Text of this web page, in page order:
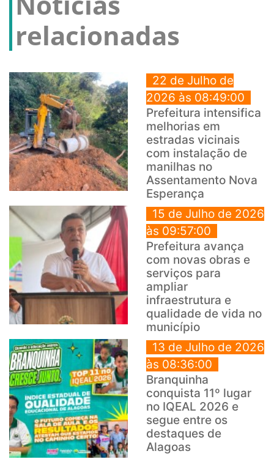
relacionadas
22 de Julho de
2026 às 08:49:00
Prefeitura intensifica
melhorias em
estradas vicinais
com instalação de
manilhas no
Assentamento Nova
Esperança
15 de Julho de 2026
às 09:57:00
Prefeitura avança
com novas obras e
serviços para
ampliar
infraestrutura e
qualidade de vida no
município
13 de Julho de 2026
às 08:36:00
Branquinha
conquista 11º lugar
no IQEAL 2026 e
segue entre os
destaques de
Alagoas